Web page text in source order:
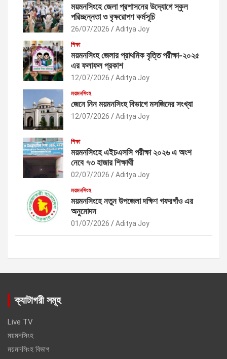
ময়মনসিংহে জেলা প্রশাসনের উদ্যোগে স্কুল
পরিচ্ছন্নতা ও বৃক্ষরোপণ কর্মসূচি
26/07/2026 Aditya Joy
শিক্ষা
ময়মনসিংহ জেলার প্রাথমিক বৃত্তি পরীক্ষা-২০২৫
এর ফলাফল প্রকাশ
12/07/2026 Aditya Joy
ময়মনসিংহ
জেনে নিন ময়মনসিংহ বিভাগে মসজিদের সংখ্যা
12/07/2026 Aditya Joy
শিক্ষা
ময়মনসিংহে এইচএসসি পরীক্ষা ২০২৬ এ অংশ
নেবে ৭৩ হাজার শিক্ষার্থী
02/07/2026 Aditya Joy
ময়মনসিংহ
ময়মনসিংহে নতুন উপজেলা দক্ষিণ গফরগাঁও এর
অনুমোদন
01/07/2026 Aditya Joy
ক্যাটাগরী সমূহ
Live TV
ময়মনসিংহ
ময়মনসিংহ বিভাগ